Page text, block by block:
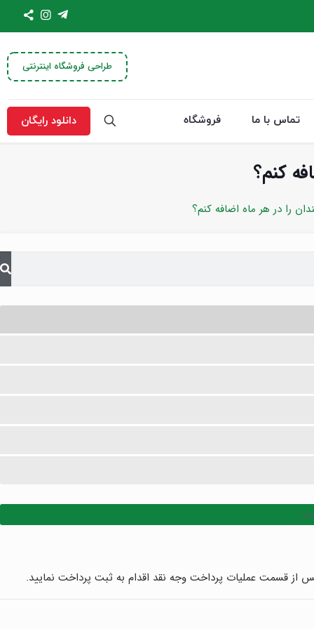
طراحی فروشگاه اینترنتی
تماس با ما فروشگاه دانلود رایگان
کنم؟
را در هر ماه اضافه کنم؟
از قسمت عملیات پرداخت وجه نقد اقدام به ثبت پرداخت نمایید.